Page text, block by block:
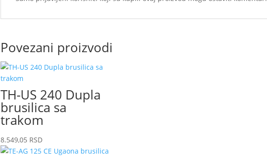
Povezani proizvodi
TH-US 240 Dupla
brusilica sa
trakom
8.549,05 RSD